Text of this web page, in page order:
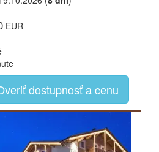
EUR
dostupnosť a cenu